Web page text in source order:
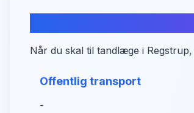
Når du skal til tandlæge i
Offentlig transport
-